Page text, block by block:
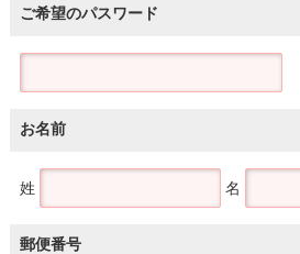
ご希望のパスワード
お名前
姓 名
郵便番号